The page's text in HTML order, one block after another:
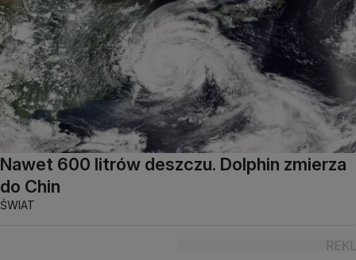
Nawet 600 litrów deszczu. Dolphin zmierza
do Chin
ŚWIAT